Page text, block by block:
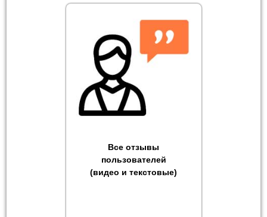
Все отзывы
пользователей
(видео и текстовые)